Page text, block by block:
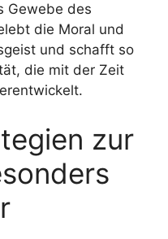
Gewebe des
die Moral und
und schafft so
die mit der Zeit
zur